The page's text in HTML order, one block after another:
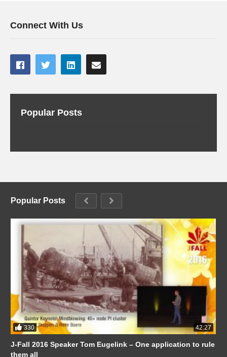
Connect With Us
Popular Posts
Popular Posts
330 42:27
J-Fall 2016 Speaker Tom Eugelink – One application to rule
them all